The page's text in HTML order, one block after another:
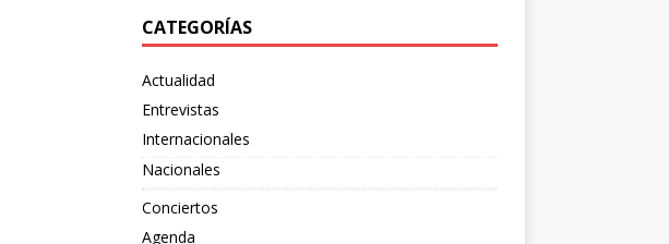
CATEGORÍAS
Actualidad
Entrevistas
Internacionales
Nacionales
Conciertos
Agenda